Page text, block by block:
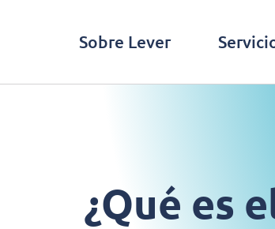
Sobre Lever
¿Qué es